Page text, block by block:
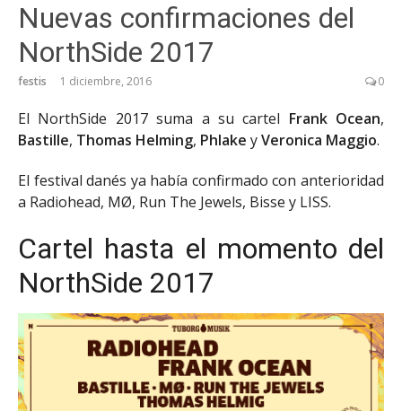
Nuevas confirmaciones del
NorthSide 2017
festis 1 diciembre, 2016 0
El NorthSide 2017 suma a su cartel Frank Ocean,
Bastille, Thomas Helming, Phlake yVeronica Maggio.
El festival danés ya había confirmado con anterioridad
a Radiohead, MØ, Run The Jewels, Bisse y LISS.
Cartel hasta el momento del
NorthSide 2017